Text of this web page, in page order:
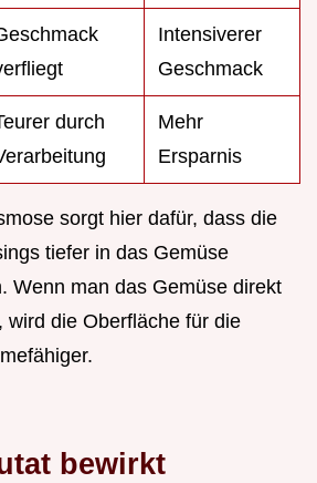
Intensiverer
Geschmack
durch
Mehr
Ersparnis
sorgt hier dafür, dass die
tiefer in das Gemüse
Wenn man das Gemüse direkt
wird die Oberfläche für die
bewirkt